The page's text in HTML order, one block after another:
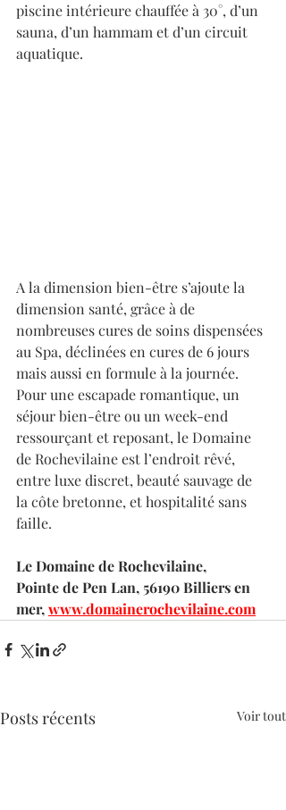
piscine intérieure chauffée à 30°, d’un
sauna, d’un hammam et d’un circuit
aquatique.
A la dimension bien-être s’ajoute la
dimension santé, grâce à de
nombreuses cures de soins dispensées
au Spa, déclinées en cures de 6 jours
mais aussi en formule à la journée.
Pour une escapade romantique, un
séjour bien-être ou un week-end
ressourçant et reposant, le Domaine
de Rochevilaine est l’endroit rêvé,
entre luxe discret, beauté sauvage de
la côte bretonne, et hospitalité sans
faille.
Le Domaine de Rochevilaine,
Pointe de Pen Lan, 56190 Billiers en
mer, www.domainerochevilaine.com
Posts récents Voir tout